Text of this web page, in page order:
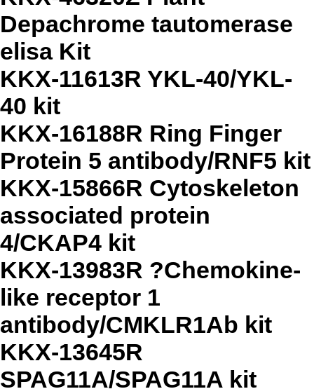
Depachrome tautomerase
elisa Kit
KKX-11613R YKL-40/YKL-
40 kit
KKX-16188R Ring Finger
Protein 5 antibody/RNF5 kit
KKX-15866R Cytoskeleton
associated protein
4/CKAP4 kit
KKX-13983R ?Chemokine-
like receptor 1
antibody/CMKLR1Ab kit
KKX-13645R
SPAG11A/SPAG11A kit